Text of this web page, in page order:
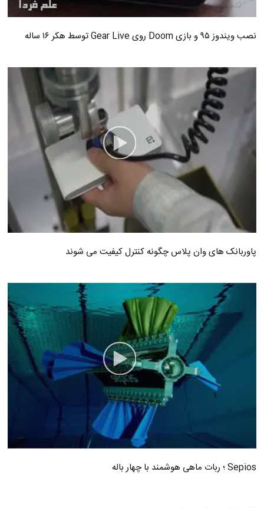
نصب ویندوز ۹۵ و بازی Doom روی Gear Live توسط هکر ۱۶ ساله
پاوربانک های وان پلاس چگونه کنترل کیفیت می شوند
Sepios ؛ ربات ماهی هوشمند با چهار باله